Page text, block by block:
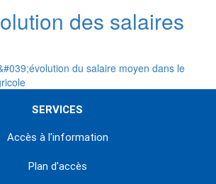
des salaires
du salaire moyen dans le
SERVICES
Accès à l'information
Plan d'accès